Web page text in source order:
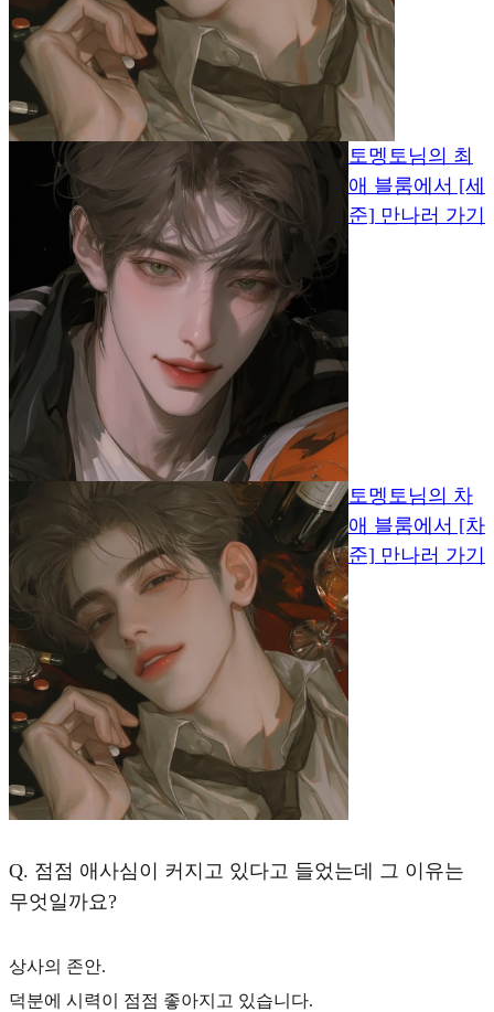
토멩토님의 최
애 블룸에서 [세
준] 만나러 가기
토멩토님의 차
애 블룸에서 [차
준] 만나러 가기
Q. 점점 애사심이 커지고 있다고 들었는데 그 이유는
무엇일까요?
상사의 존안.
덕분에 시력이 점점 좋아지고 있습니다.